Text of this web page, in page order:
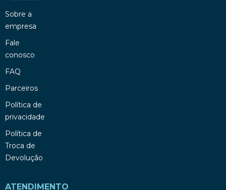
Sobre a
empresa
Fale
conosco
FAQ
Parceiros
Política de
privacidade
Política de
Troca de
Devolução
ATENDIMENTO